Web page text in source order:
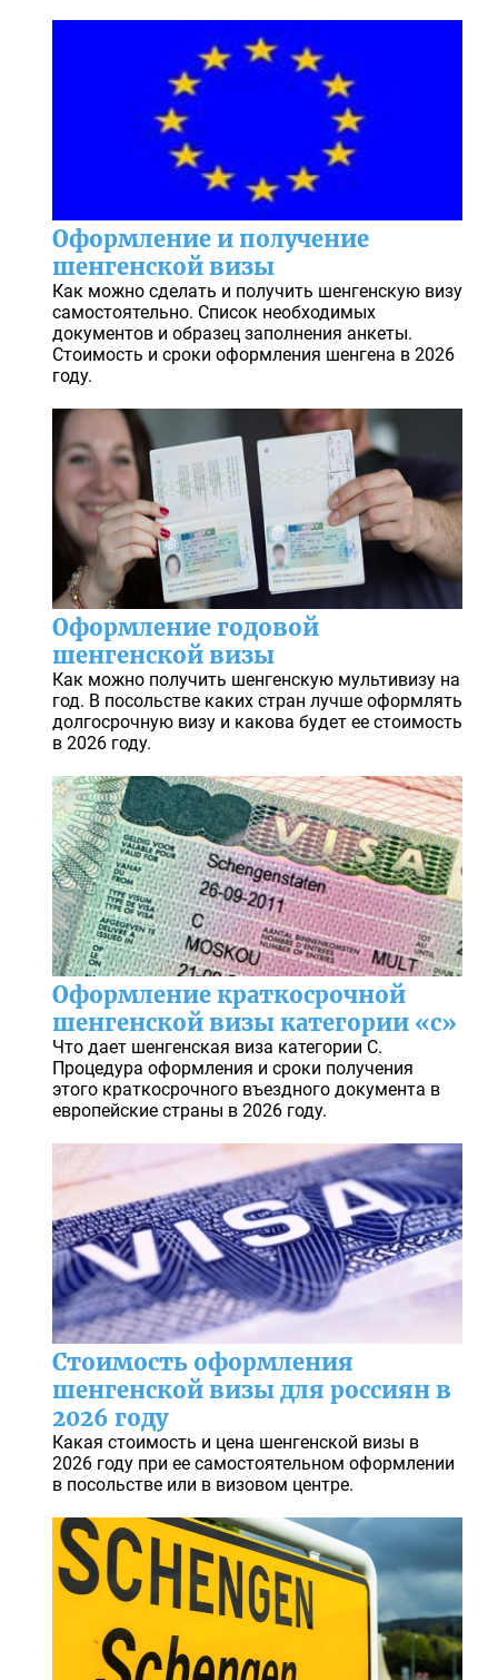
Оформление и получение
шенгенской визы
Как можно сделать и получить шенгенскую визу
самостоятельно. Список необходимых
документов и образец заполнения анкеты.
Стоимость и сроки оформления шенгена в 2026
году.
Оформление годовой
шенгенской визы
Как можно получить шенгенскую мультивизу на
год. В посольстве каких стран лучше оформлять
долгосрочную визу и какова будет ее стоимость
в 2026 году.
Оформление краткосрочной
шенгенской визы категории «с»
Что дает шенгенская виза категории С.
Процедура оформления и сроки получения
этого краткосрочного въездного документа в
европейские страны в 2026 году.
Стоимость оформления
шенгенской визы для россиян в
2026 году
Какая стоимость и цена шенгенской визы в
2026 году при ее самостоятельном оформлении
в посольстве или в визовом центре.